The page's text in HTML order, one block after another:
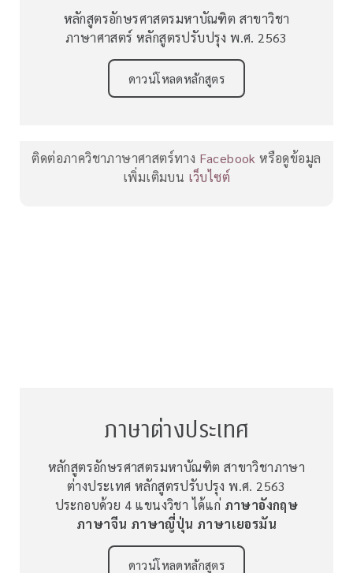
หลักสูตรอักษรศาสตรมหาบัณฑิต สาขาวิชา
ภาษาศาสตร์ หลักสูตรปรับปรุง พ.ศ. 2563
ดาวน์โหลดหลักสูตร
ติดต่อภาควิชาภาษาศาสตร์ทาง Facebook หรือดูข้อมูล
เพิ่มเติมบน เว็บไซต์
ภาษาต่างประเทศ
หลักสูตรอักษรศาสตรมหาบัณฑิต สาขาวิชาภาษา
ต่างประเทศ หลักสูตรปรับปรุง พ.ศ. 2563
ประกอบด้วย 4 แขนงวิชา ได้แก่ ภาษาอังกฤษ
ภาษาจีน ภาษาญี่ปุ่น ภาษาเยอรมัน
ดาวน์โหลดหลักสูตร